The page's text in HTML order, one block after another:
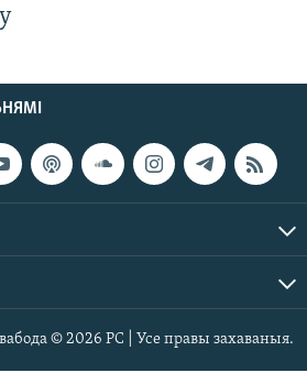
© 2026 РС | Усе правы захаваныя.